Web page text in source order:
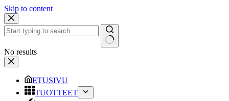
Skip to content
No results
ETUSIVU
TUOTTEET